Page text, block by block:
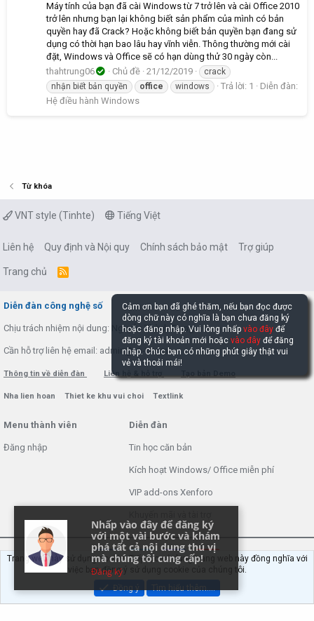
Máy tính của bạn đã cài Windows từ 7 trở lên và cài Office 2010
trở lên nhưng bạn lại không biết sản phẩm của mình có bản
quyền hay đã Crack? Hoặc không biết bản quyền bạn đang sử
dụng có thời hạn bao lâu hay vĩnh viễn. Thông thường mới cài
đặt, Windows và Office sẽ có hạn dùng thử 30 ngày còn...
thahtrung06
Chủ đề 21/12/2019
crack
nhận biết bản quyền
office windows Trả lời: 1
Diễn đàn:
Hệ điều hành Windows
Từ khóa
VNT style (Tinhte) Tiếng Việt
Liên hệ Quy định và Nội quy Chính sách bảo mật Trợ giúp
Trang chủ
R
Diễn đàn công nghệ số
Chịu trách nhiệm nội dung: Nguyễn Thành Trung
Cần hỗ trợ liên hệ email: admin@vn-t.com
Thông tin về diễn đàn Liên hệ & hỗ trợ Tạo bản Demo
Nha lien hoan Thiet ke khu vui choi Textlink
Menu thành viên
Đăng nhập
Diễn đàn
Tin học căn bản
Kích hoạt Windows/ Office miễn phí
VIP add-ons Xenforo
Community platform by XenForo® © 2010-2022 XenForo Ltd.
Trang web này sử dụng cookie. Tiếp tục sử dụng trang web này đồng nghĩa với
việc bạn đồng ý sử dụng cookie của chúng tôi.
Đồng ý
Tìm hiểu thêm.…
Cảm ơn bạn đã ghé thăm, nếu bạn đọc được
dòng chữ này có nghĩa là bạn chưa đăng ký
hoặc đăng nhập. Vui lòng nhấpvào đây để
đăng ký tài khoản mới hoặcvào đây để đăng
nhập. Chúc bạn có những phút giây thật vui
vẻ và thoải mái!
Nhấp vào đây để đăng ký
với một vài bước và khám
phá tất cả nội dung thú vị
mà chúng tôi cung cấp!
Đăng ký